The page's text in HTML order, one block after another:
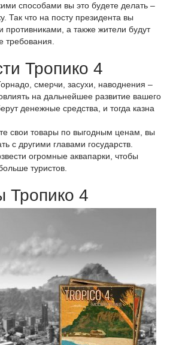
способами вы это будете делать –
Так что на посту президента вы
противниками, а также жители будут
требования.
Тропико 4
смерчи, засухи, наводнения –
на дальнейшее развитие вашего
денежные средства, и тогда казна
свои товары по выгодным ценам, вы
с другими главами государств.
огромные аквапарки, чтобы
туристов.
Тропико 4